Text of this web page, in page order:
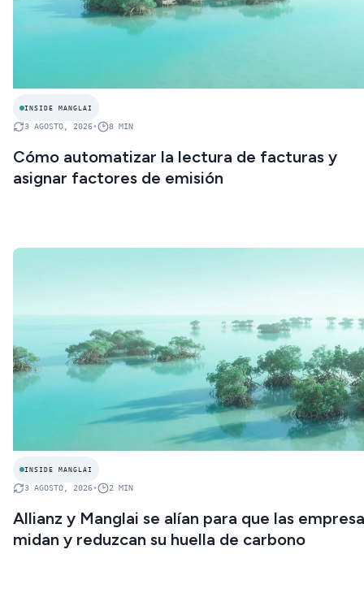
INSIDE MANGLAI
3 AGOSTO, 2026• 8 MIN
Cómo automatizar la lectura de facturas y
asignar factores de emisión
INSIDE MANGLAI
3 AGOSTO, 2026• 2 MIN
Allianz y Manglai se alían para que las
midan y reduzcan su huella de carbono